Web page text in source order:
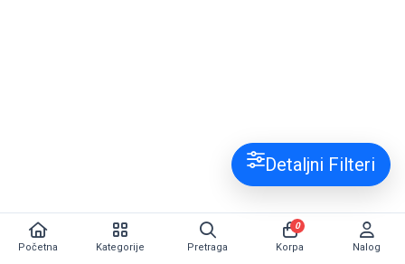
Detaljni Filteri
Početna Kategorije Pretraga Korpa
0
Nalog